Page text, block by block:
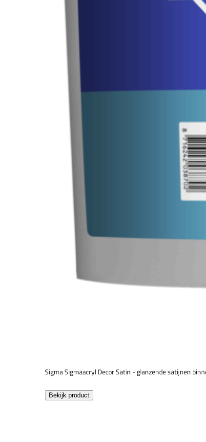
Sigma Sigmaacryl Decor Satin - glanzende satijnen
Bekijk product